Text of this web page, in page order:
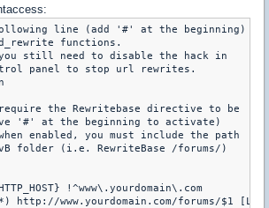
following line (add '#' at the beginning)
functions.
still need to disable the hack in
panel to stop url rewrites.
require the Rewritebase directive to be
'#' at the beginning to activate)
enabled, you must include the path
folder (i.e. RewriteBase /forums/)
!^www\.yourdomain\.com
http://www.yourdomain.com/forums/$1